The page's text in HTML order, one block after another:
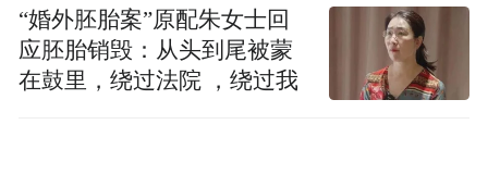
“婚外胚胎案”原配朱女士回
应胚胎销毁：从头到尾被蒙
在鼓里，绕过法院 ，绕过我